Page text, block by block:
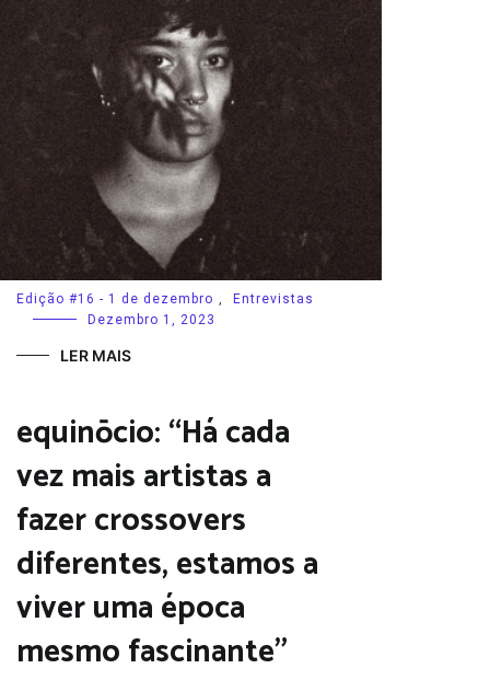
Edição #16 - 1 de dezembro ,
Entrevistas
Dezembro 1, 2023
LER MAIS
equinōcio: “Há cada
vez mais artistas a
fazer crossovers
diferentes, estamos a
viver uma época
mesmo fascinante”